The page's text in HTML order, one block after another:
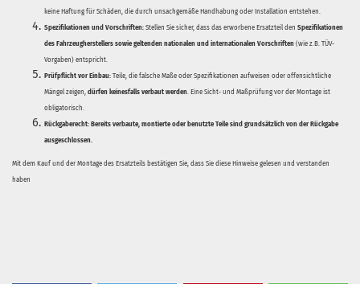
keine Haftung für Schäden, die durch unsachgemäße Handhabung oder Installation entstehen.
Spezifikationen und Vorschriften: Stellen Sie sicher, dass das erworbene Ersatzteil den Spezifikationen
des Fahrzeugherstellers sowie geltenden nationalen und internationalen Vorschriften (wie z.B. TÜV-
Vorgaben) entspricht.
Prüfpflicht vor Einbau: Teile, die falsche Maße oder Spezifikationen aufweisen oder offensichtliche
Mängel zeigen, dürfen keinesfalls verbaut werden. Eine Sicht- und Maßprüfung vor der Montage ist
obligatorisch.
Rückgaberecht: Bereits verbaute, montierte oder benutzte Teile sind grundsätzlich von der Rückgabe
ausgeschlossen.
Mit dem Kauf und der Montage des Ersatzteils bestätigen Sie, dass Sie diese Hinweise gelesen und verstanden
haben